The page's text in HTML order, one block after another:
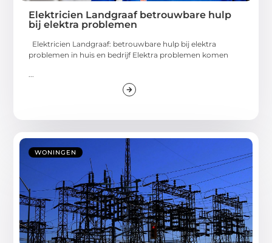
Elektricien Landgraaf betrouwbare hulp
bij elektra problemen
Elektricien Landgraaf: betrouwbare hulp bij elektra
problemen in huis en bedrijf Elektra problemen komen
WONINGEN